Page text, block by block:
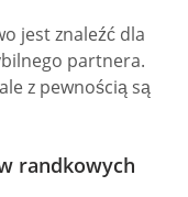
jest znaleźć dla
partnera.
z pewnością są
randkowych